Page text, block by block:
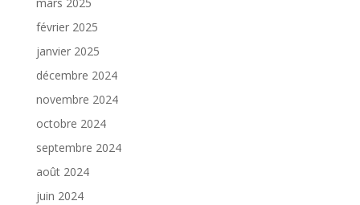
février 2025
janvier 2025
décembre 2024
novembre 2024
octobre 2024
septembre 2024
août 2024
juin 2024